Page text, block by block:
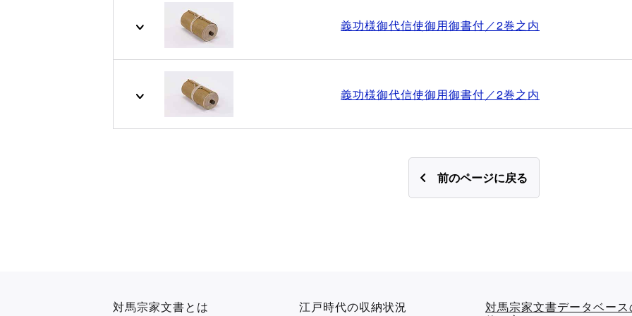
義功様御代信使御用御書付／2巻之内
義功様御代信使御用御書付／2巻之内
前のページに戻る
対馬宗家文書とは 江戸時代の収納状況
対馬宗家文書データベース